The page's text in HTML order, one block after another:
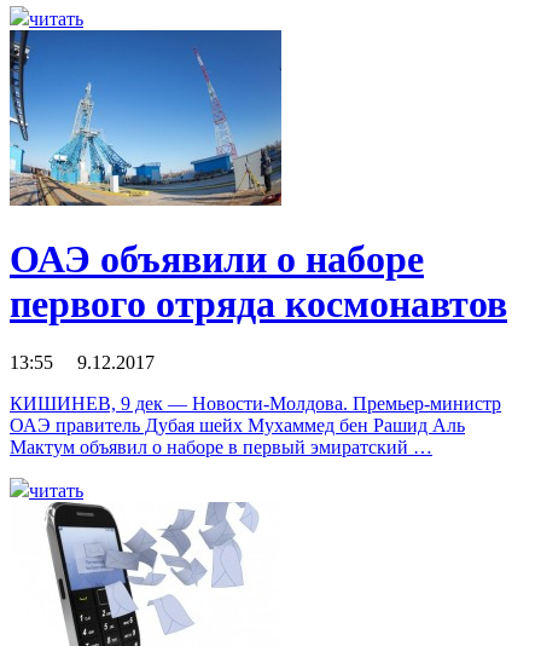
читать
ОАЭ объявили о наборе
первого отряда космонавтов
13:55 9.12.2017
КИШИНЕВ, 9 дек — Новости-Молдова. Премьер-министр
ОАЭ правитель Дубая шейх Мухаммед бен Рашид Аль
Мактум объявил о наборе в первый эмиратский …
читать